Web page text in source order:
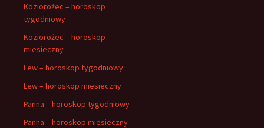
Koziorożec – horoskop
tygodniowy
Koziorożec – horoskop
miesieczny
Lew – horoskop tygodniowy
Lew – horoskop miesieczny
Panna – horoskop tygodniowy
Panna – horoskop miesieczny